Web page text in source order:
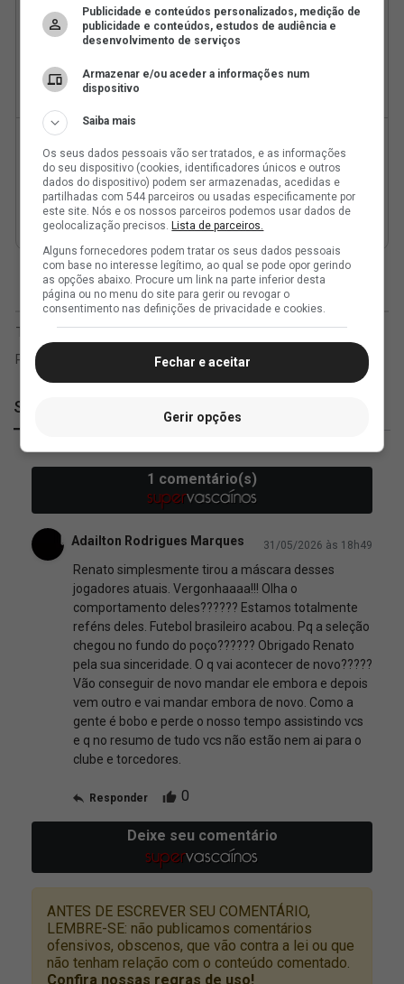
SuperVasco
Publicidade e conteúdos personalizados, medição de
publicidade e conteúdos, estudos de audiência e
desenvolvimento de serviços
Armazenar e/ou aceder a informações num
dispositivo
Saiba mais
Os seus dados pessoais vão ser tratados, e as informações
do seu dispositivo (cookies, identificadores únicos e outros
dados do dispositivo) podem ser armazenadas, acedidas e
partilhadas com 544 parceiros ou usadas especificamente por
este site. Nós e os nossos parceiros podemos usar dados de
geolocalização precisos. Lista de parceiros.
Alguns fornecedores podem tratar os seus dados pessoais
com base no interesse legítimo, ao qual se pode opor gerindo
as opções abaixo. Procure um link na parte inferior desta
página ou no menu do site para gerir ou revogar o
consentimento nas definições de privacidade e cookies.
Fechar e aceitar
Gerir opções